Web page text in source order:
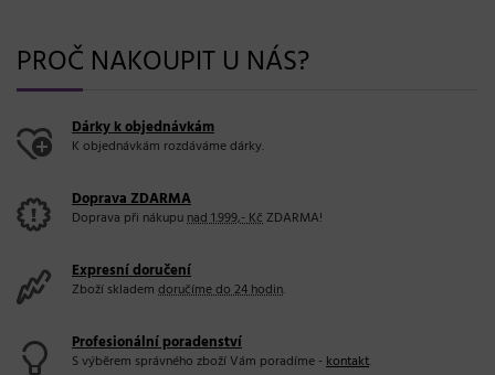
PROČ NAKOUPIT U NÁS?
Dárky k objednávkám
K objednávkám rozdáváme dárky.
Doprava ZDARMA
Doprava při nákupunad 1.999,- KčZDARMA!
Expresní doručení
Zboží skladem doručíme do 24 hodin.
Profesionální poradenství
S výběrem správného zboží Vám poradíme -kontakt.